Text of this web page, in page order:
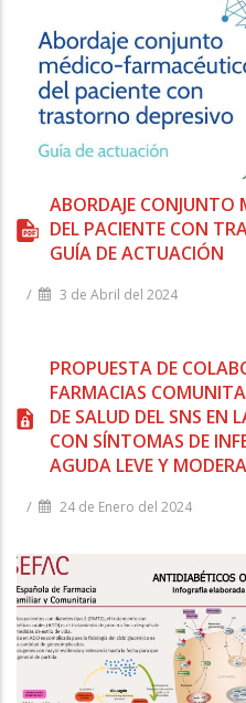
ABORDAJE CONJUNTO
DEL PACIENTE CON
GUÍA DE ACTUACIÓN
/ 3 de Abril del 2024
PROPUESTA DE
FARMACIAS
DE SALUD DEL SNS EN
CON SÍNTOMAS DE
AGUDA LEVE Y
/ 24 de Enero del 2024